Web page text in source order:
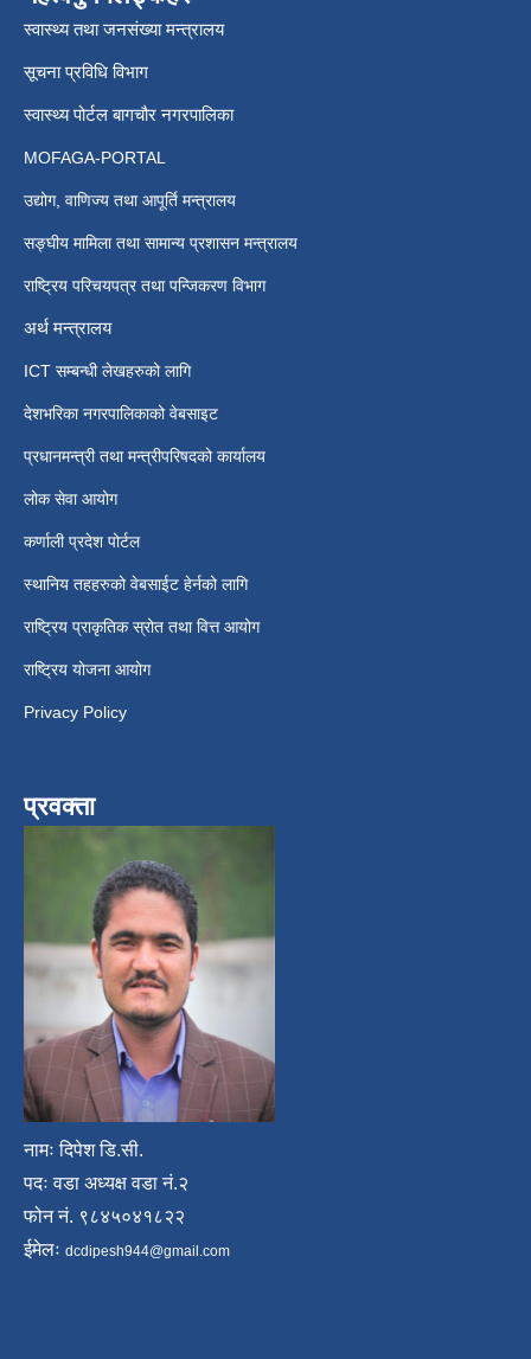
स्वास्थ्य तथा जनसंख्या मन्त्रालय
सूचना प्रविधि विभाग
स्वास्थ्य पोर्टल बागचौर नगरपालिका
MOFAGA-PORTAL
उद्योग, वाणिज्य तथा आपूर्ति मन्त्रालय
सङ्घीय मामिला तथा सामान्य प्रशासन मन्त्रालय
राष्ट्रिय परिचयपत्र तथा पन्जिकरण विभाग
अर्थ मन्त्रालय
ICT सम्बन्धी लेखहरुको लागि
देशभरिका नगरपालिकाको वेबसाइट
प्रधानमन्त्री तथा मन्त्रीपरिषदको कार्यालय
लोक सेवा आयोग
कर्णाली प्रदेश पोर्टल
स्थानिय तहहरुको वेबसाईट हेर्नको लागि
राष्ट्रिय प्राकृतिक स्रोत तथा वित्त आयोग
राष्ट्रिय योजना आयोग
Privacy Policy
प्रवक्ता
नामः दिपेश डि.सी.
पदः वडा अध्यक्ष वडा नं.२
फोन नं. ९८४५०४१८२२
ईमेलः dcdipesh944@gmail.com